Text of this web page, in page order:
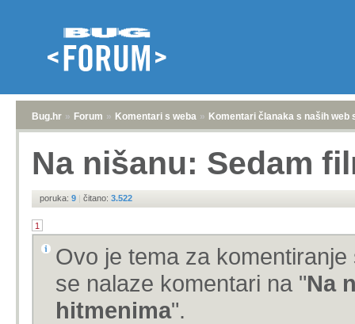
Bug.hr » Forum » Komentari s weba » Komentari članaka s naših web
Na nišanu: Sedam
poruka: 9 | čitano: 3.522
1
Ovo je tema za
se nalaze komentari na "Na
hitmenima".